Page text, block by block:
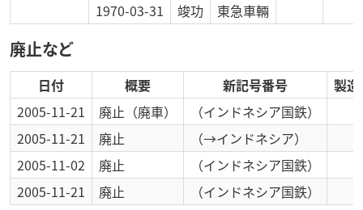
1970-03-31
竣功 東急車輛
廃止など
日付 概要 新記号番号
製
2005-11-21
廃止 （廃車）
（インドネシア国鉄）
2005-11-21
廃止
（→インドネシア）
2005-11-02
廃止
（インドネシア国鉄）
2005-11-21
廃止 （インドネシア国鉄）